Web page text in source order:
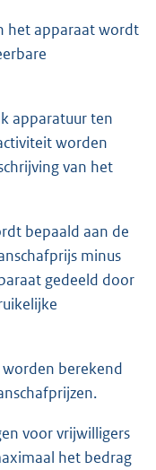
het apparaat wordt
apparatuur ten
worden
van het
bepaald aan de
minus
gedeeld door
berekend
voor vrijwilligers
het bedrag